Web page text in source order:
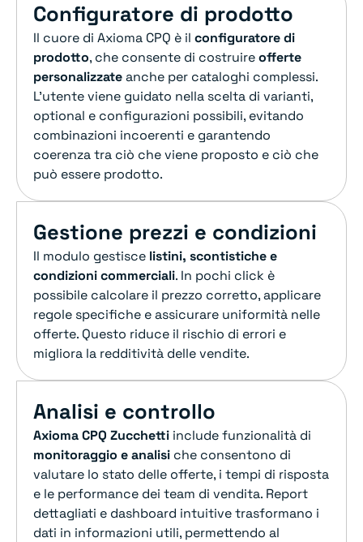
Configuratore di prodotto
Il cuore di Axioma CPQ è il configuratore di
prodotto, che consente di costruireofferte
personalizzateanche per cataloghi complessi.
L’utente viene guidato nella scelta di varianti,
optional e configurazioni possibili, evitando
combinazioni incoerenti e garantendo
coerenza tra ciò che viene proposto e ciò che
può essere prodotto.
Gestione prezzi e condizioni
Il modulo gestisce listini, scontistiche e
condizioni commerciali. In pochi click è
possibile calcolare il prezzo corretto, applicare
regole specifiche e assicurare uniformità nelle
offerte. Questo riduce il rischio di errori e
migliora la redditività delle vendite.
Analisi e controllo
Axioma CPQ Zucchetti include funzionalità di
monitoraggio e analisi che consentono di
valutare lo stato delle offerte, i tempi di risposta
e le performance dei team di vendita. Report
dettagliati e dashboard intuitive trasformano i
dati in informazioni utili, permettendo al